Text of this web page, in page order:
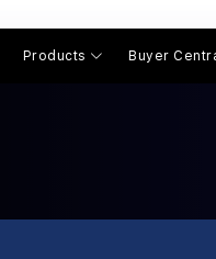
Products Buyer